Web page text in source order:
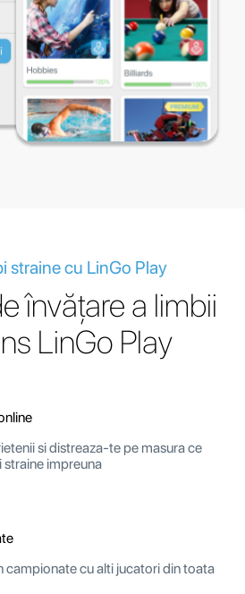
straine cu LinGo Play
învățare a limbii
LinGo Play
si distreaza-te pe masura ce
straine impreuna
campionate cu alti jucatori din toata